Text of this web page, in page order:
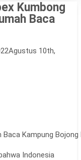
Kumbong
Baca
Agustus 10th,
Baca Kampung Bojong
Indonesia